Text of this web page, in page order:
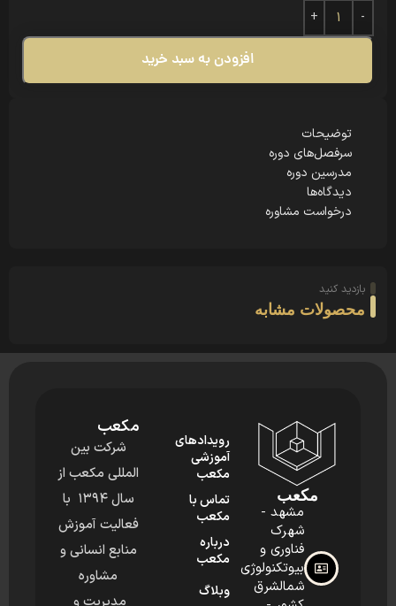
افزودن به سبد خرید
توضیحات
سرفصل‌های دوره
مدرسین دوره
دیدگاه‌ها
درخواست مشاوره
بازدید کنید
محصولات مشابه
مکعب
مشهد -
شهرک
فناوری و
بیوتکنولوژی
شمالشرق
رویدادهای
آموزشی
مکعب
تماس با
مکعب
درباره
مکعب
وبلاگ
مکعب
شرکت بین
المللی مکعب از
سال ۱۳۹۴ با
فعالیت آموزش
منابع انسانی و
مشاوره